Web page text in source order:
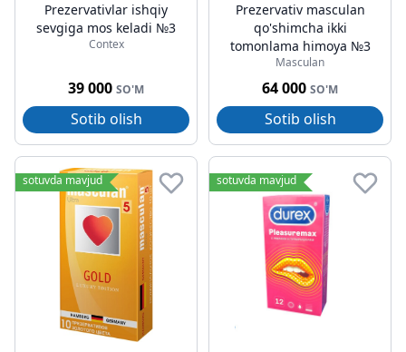
Prezervativlar ishqiy
sevgiga mos keladi №3
Contex
39 000 SO'M
Sotib olish
Prezervativ masculan
qo'shimcha ikki
tomonlama himoya №3
Masculan
64 000 SO'M
Sotib olish
sotuvda mavjud sotuvda mavjud